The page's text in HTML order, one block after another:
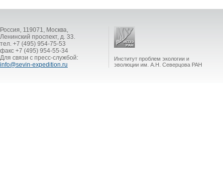
Россия, 119071, Москва,
Ленинский проспект, д. 33.
тел. +7 (495) 954-75-53
факс +7 (495) 954-55-34
Для связи с пресс-службой:
info@sevin-expedition.ru
Институт проблем экологии и
эволюции им. А.Н. Северцова РАН